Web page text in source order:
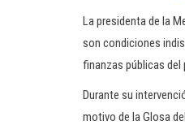
La presidenta de la
son condiciones
finanzas públicas del
Durante su
motivo de la Glosa